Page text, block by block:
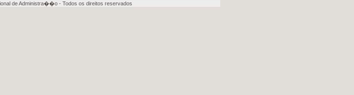
de Administra��o - Todos os direitos reservados